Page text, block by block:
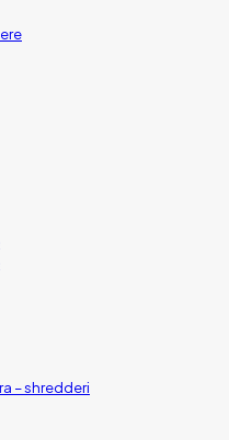
– shredderi